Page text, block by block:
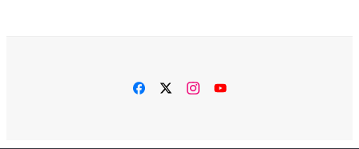
facebooktwitterinstagram
YouTube